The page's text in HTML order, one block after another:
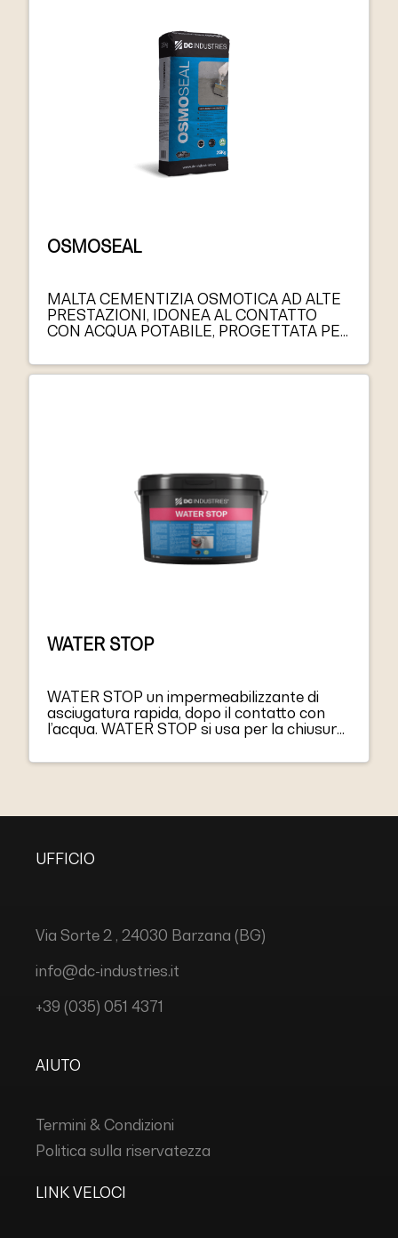
OSMOSEAL
MALTA CEMENTIZIA OSMOTICA AD ALTE
PRESTAZIONI, IDONEA AL CONTATTO
CON ACQUA POTABILE, PROGETTATA PER
PROTEZIONE DI STRUTTURE IN
MURATURA E IN CALCESTRUZZO.
WATER STOP
WATER STOP un impermeabilizzante di
asciugatura rapida, dopo il contatto con
l’acqua. WATER STOP si usa per la chiusura
adesione e asciugatura rapida.
UFFICIO
Via Sorte 2 , 24030 Barzana (BG)
info@dc-industries.it
+39 (035) 051 4371
AIUTO
Termini & Condizioni
Politica sulla riservatezza
LINK VELOCI